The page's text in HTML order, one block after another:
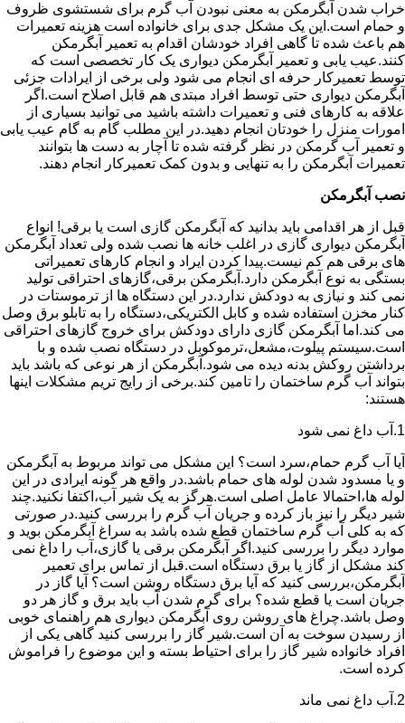
خراب شدن آبگرمکن به معنی نبودن آب گرم برای شستشوی ظروف
و حمام است.این یک مشکل جدی برای خانواده است هزینه تعمیرات
هم باعث شده تا گاهی افراد خودشان اقدام به تعمیر آبگرمکن
کنند.عیب یابی و تعمیر آبگرمکن دیواری یک کار تخصصی است که
توسط تعمیرکار حرفه ای انجام می شود ولی برخی از ایرادات جزئی
آبگرمکن دیواری حتی توسط افراد مبتدی هم قابل اصلاح است.اگر
علاقه به کارهای فنی و تعمیرات داشته باشید می توانید بسیاری از
امورات منزل را خودتان انجام دهید.در این مطلب گام به گام عیب یابی
و تعمیر آب گرمکن در نظر گرفته شده تا آچار به دست ها بتوانند
تعمیرات آبگرمکن را به تنهایی و بدون کمک تعمیرکار انجام دهند.
نصب آبگرمکن
قبل از هر اقدامی باید بدانید که آبگرمکن گازی است یا برقی! انواع
آبگرمکن دیواری گازی در اغلب خانه ها نصب شده ولی تعداد آبگرمکن
های برقی هم کم نیست.پیدا کردن ایراد و انجام کارهای تعمیراتی
بستگی به نوع آبگرمکن دارد.آبگرمکن برقی،گازهای احتراقی تولید
نمی کند و نیازی به دودکش ندارد.در این دستگاه ها از ترموستات در
کنار مخزن استفاده شده و کابل الکتریکی،دستگاه را به تابلو برق وصل
می کند.اما آبگرمکن گازی دارای دودکش برای خروج گازهای احتراقی
است.سیستم پیلوت،مشعل،ترموکوبل در دستگاه نصب شده و با
برداشتن روکش بدنه دیده می شود.آبگرمکن از هر نوعی که باشد باید
بتواند آب گرم ساختمان را تامین کند.برخی از رایج تریم مشکلات اینها
هستند:
1.آب داغ نمی شود
آیا آب گرم حمام،سرد است؟ این مشکل می تواند مربوط به آبگرمکن
و یا مسدود شدن لوله های حمام باشد.در واقع هر گونه ایرادی در این
لوله ها،احتمالا عامل اصلی است.هرگز به یک شیر آب،اکتفا نکنید.چند
شیر دیگر را نیز باز کرده و جریان آب گرم را بررسی کنید.در صورتی
که به کلی آب گرم ساختمان قطع شده باشد به سراغ آبگرمکن بوید و
موارد دیگر را بررسی کنید.اگر آبگرمکن برقی یا گازی،آب را داغ نمی
کند مشکل از گاز یا برق دستگاه است.قبل از تماس برای تعمیر
آبگرمکن،بررسی کنید که آیا برق دستگاه روشن است؟ آیا گاز در
جریان است یا قطع شده؟ برای گرم شدن آب باید برق و گاز هر دو
وصل باشد.چراغ های روشن روی آبگرمکن دیواری هم راهنمای خوبی
از رسیدن سوخت به آن است.شیر گاز را بررسی کنید گاهی یکی از
افراد خانواده شیر گاز را برای احتیاط بسته و این موضوع را فراموش
کرده است.
2.آب داغ نمی ماند